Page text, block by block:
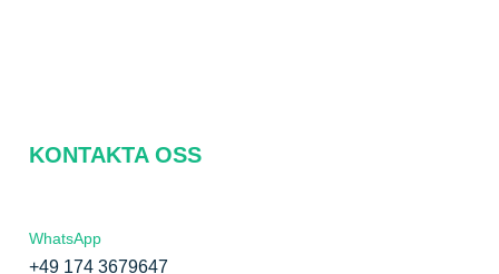
KONTAKTA OSS
WhatsApp
+49 174 3679647